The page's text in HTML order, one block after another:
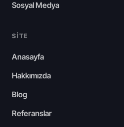
Sosyal Medya
SITE
Anasayfa
Hakkımızda
Blog
Referanslar